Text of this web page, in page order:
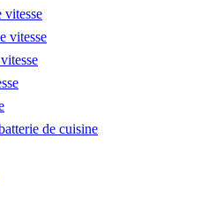
vitesse
vitesse
de cuisine